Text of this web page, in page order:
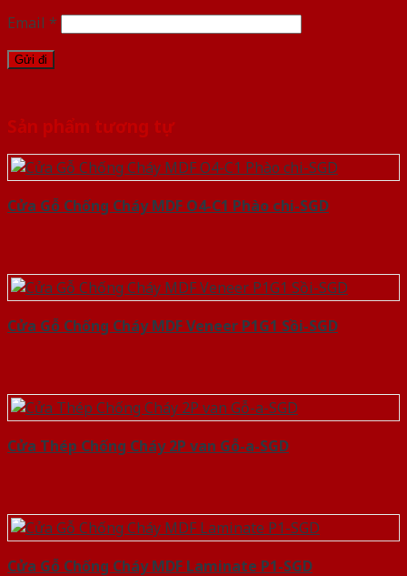
Email *
Sản phẩm tương tự
Cửa Gỗ Chống Cháy MDF O4-C1 Phào chi-SGD
Cửa Gỗ Chống Cháy MDF Veneer P1G1 Sồi-SGD
Cửa Thép Chống Cháy 2P van Gỗ-a-SGD
Cửa Gỗ Chống Cháy MDF Laminate P1-SGD